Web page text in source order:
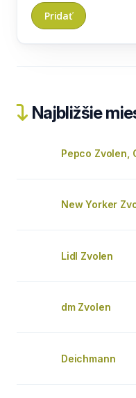
Najbližšie
Pepco Zvolen,
New Yorker
Lidl Zvolen
dm Zvolen
Deichmann